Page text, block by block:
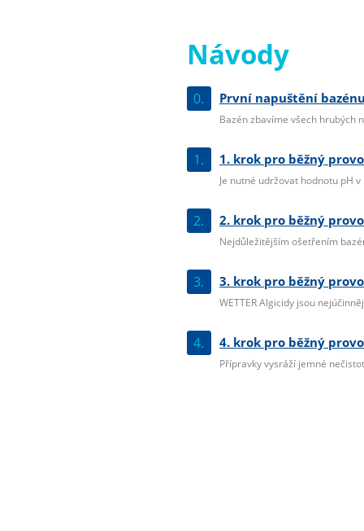
Návody
0. První napuštění
Bazén zbavíme všech hrubých
1. 1. krok pro běžný
Je nutné udržovat hodnotu pH
2. 2. krok pro běžný
Nejdůležitějším ošetřením
3. 3. krok pro běžný
WETTER Algicidy jsou
4. 4. krok pro běžný
Přípravky vysráží jemné